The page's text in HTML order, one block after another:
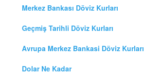
Merkez Bankası Döviz Kurları
Geçmiş Tarihli Döviz Kurları
Avrupa Merkez Bankasi Döviz Kurları
Dolar Ne Kadar